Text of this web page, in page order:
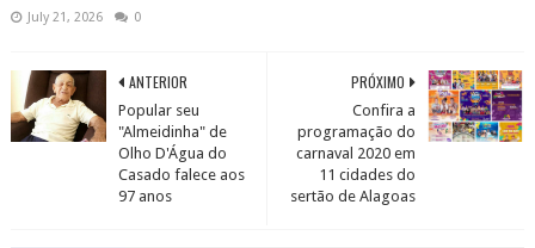
July 21, 2026 0
PRÓXIMO
Confira a
programação do
carnaval 2020 em
11 cidades do
sertão de Alagoas
ANTERIOR
Popular seu
"Almeidinha" de
Olho D'Água do
Casado falece aos
97 anos